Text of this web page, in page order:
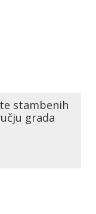
stambenih
grada